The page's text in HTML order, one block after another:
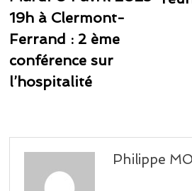
l’article
19h à Clermont-
Ferrand : 2 ème
conférence sur
l’hospitalité
Philippe